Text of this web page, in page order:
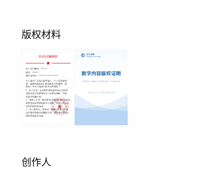
版权材料
创作人